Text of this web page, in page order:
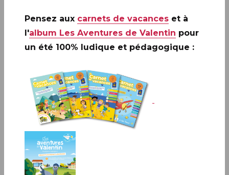
10h30 à 12h30
13bis, rue des Mathurins - 75009
Pensez aux carnets de vacances et à
l'album Les Aventures de Valentin pour
un été 100% ludique et pédagogique :